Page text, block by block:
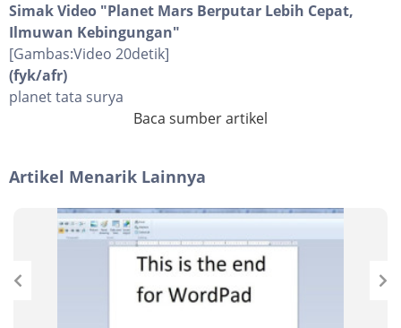
Simak Video "Planet Mars Berputar Lebih Cepat,
Ilmuwan Kebingungan"
[Gambas:Video 20detik]
(fyk/afr)
planet tata surya
Baca sumber artikel
Artikel Menarik Lainnya